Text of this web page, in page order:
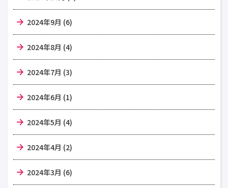
2024年9月 (6)
2024年8月 (4)
2024年7月 (3)
2024年6月 (1)
2024年5月 (4)
2024年4月 (2)
2024年3月 (6)